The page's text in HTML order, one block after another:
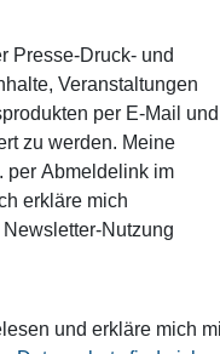
Presse-Druck- und
Veranstaltungen
per E-Mail und
zu werden. Meine
per Abmeldelink im
erkläre mich
Nutzung
und erkläre mich